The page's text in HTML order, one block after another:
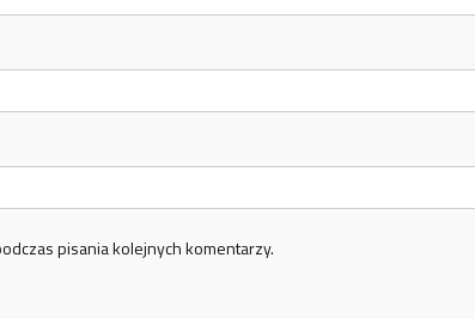
pisania kolejnych komentarzy.